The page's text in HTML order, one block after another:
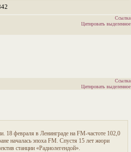
Ссылка
Цитировать выделенное
Ссылка
Цитировать выделенное
18 февраля в Ленинграде на FM-частоте 102,0
началась эпоха FM. Спустя 15 лет жюри
станции «Радиолегендой».